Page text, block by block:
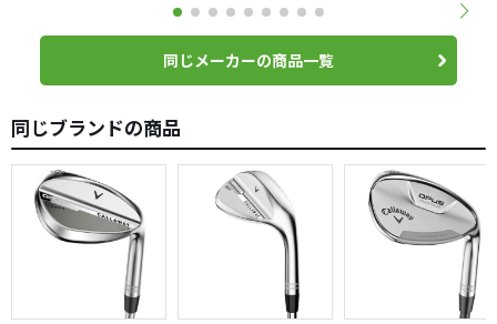
同じメーカーの商品一覧
同じブランドの商品